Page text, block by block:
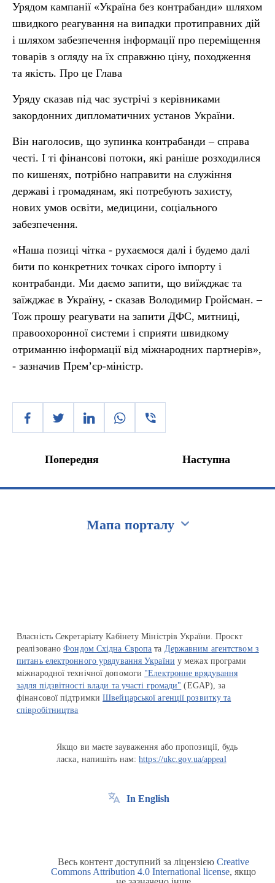
Урядом кампанії «Україна без контрабанди» шляхом
швидкого реагування на випадки протиправних дій
і шляхом забезпечення інформації про переміщення
товарів з огляду на їх справжню ціну, походження
та якість. Про це Глава
Уряду сказав під час зустрічі з керівниками
закордонних дипломатичних установ України.
Він наголосив, що зупинка контрабанди – справа
честі. І ті фінансові потоки, які раніше розходилися
по кишенях, потрібно направити на служіння
державі і громадянам, які потребують захисту,
нових умов освіти, медицини, соціального
забезпечення.
«Наша позиці чітка - рухаємося далі і будемо далі
бити по конкретних точках сірого імпорту і
контрабанди. Ми даємо запити, що виїжджає та
заїжджає в Україну, - сказав Володимир Гройсман. –
Тож прошу реагувати на запити ДФС, митниці,
правоохоронної системи і сприяти швидкому
отриманню інформації від міжнародних партнерів»,
- зазначив Прем’єр-міністр.
Попередня Наступна
Мапа порталу
Власність Секретаріату Кабінету Міністрів України. Проєкт
реалізованоФондом Східна Європа та Державним агентством з
питань електронного урядування України у межах програми
міжнародної технічної допомоги "Електронне врядування
задля підзвітності влади та участі громади" (EGAP), за
фінансової підтримкиШвейцарської агенції розвитку та
співробітництва
Якщо ви маєте зауваження або пропозиції, будь
ласка, напишіть нам:https://ukc.gov.ua/appeal
In English
Весь контент доступний за ліцензією Creative
Commons Attribution 4.0 International license, якщо